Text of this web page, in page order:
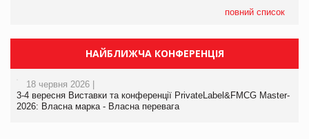
повний список
НАЙБЛИЖЧА КОНФЕРЕНЦІЯ
18 червня 2026 |
3-4 вересня Виставки та конференції PrivateLabel&FMCG Master-
2026: Власна марка - Власна перевага